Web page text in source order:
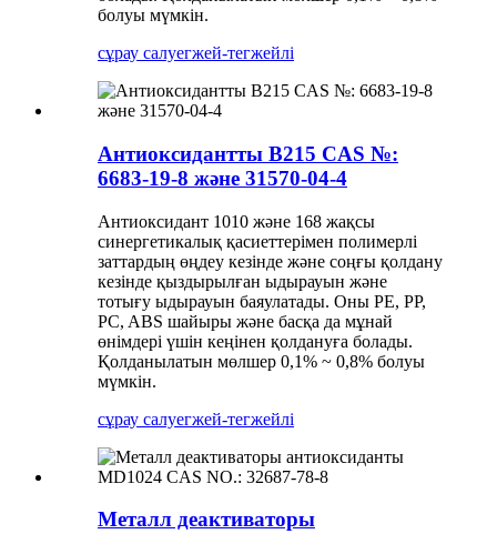
болуы мүмкін.
сұрау салуегжей-тегжейлі
Антиоксидантты B215 CAS №:
6683-19-8 және 31570-04-4
Антиоксидант 1010 және 168 жақсы
синергетикалық қасиеттерімен полимерлі
заттардың өңдеу кезінде және соңғы қолдану
кезінде қыздырылған ыдырауын және
тотығу ыдырауын баяулатады. Оны PE, PP,
PC, ABS шайыры және басқа да мұнай
өнімдері үшін кеңінен қолдануға болады.
Қолданылатын мөлшер 0,1% ~ 0,8% болуы
мүмкін.
сұрау салуегжей-тегжейлі
Металл деактиваторы